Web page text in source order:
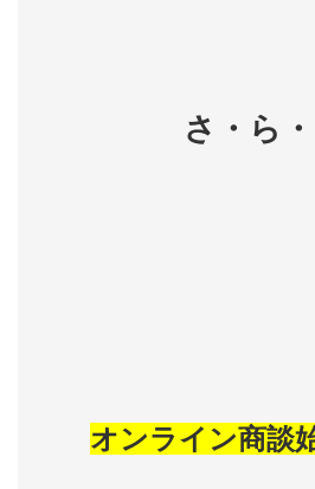
さ・ら
オンライン商談